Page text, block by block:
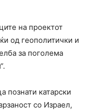
на проектот
од геополитички и
за поголема
познати катарски
со Израел,